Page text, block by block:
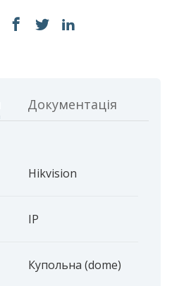
Документація
Hikvision
IP
Купольна (dome)